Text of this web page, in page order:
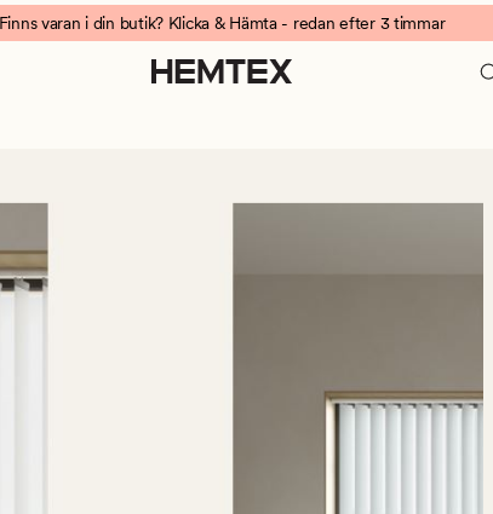
Finns varan i din butik? Klicka & Hämta - redan efter 3 timmar